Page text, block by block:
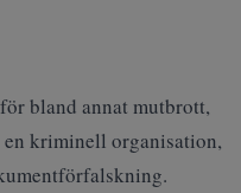
bland annat mutbrott,
en kriminell organisation,